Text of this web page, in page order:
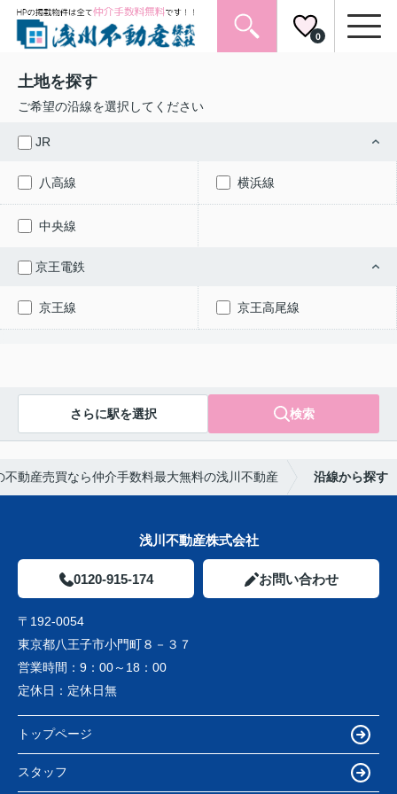
0
土地を探す
ご希望の沿線を選択してください
JR
八高線 横浜線
中央線
京王電鉄
京王線 京王高尾線
さらに駅を選択 検索
不動産売買なら仲介手数料最大無料の浅川不動産 沿線から探す
浅川不動産株式会社
0120-915-174 お問い合わせ
〒192-0054
東京都八王子市小門町８－３７
営業時間： 9：00～18：00
定休日： 定休日無
トップページ
スタッフ